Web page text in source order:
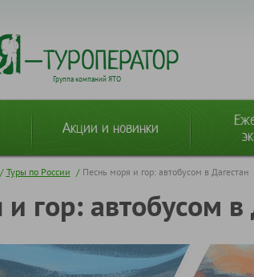
Группа компаний ЯТО
Акции и новинки
/ Туры по России / Песнь моря и гор: автобусом в Дагестан
гор: автобусом в